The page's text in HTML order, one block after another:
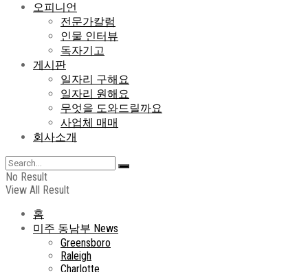
오피니언
전문가칼럼
인물 인터뷰
독자기고
게시판
일자리 구해요
일자리 원해요
무엇을 도와드릴까요
사업체 매매
회사소개
No Result
View All Result
홈
미주 동남부 News
Greensboro
Raleigh
Charlotte